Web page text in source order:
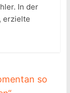
In der
erzielte
so